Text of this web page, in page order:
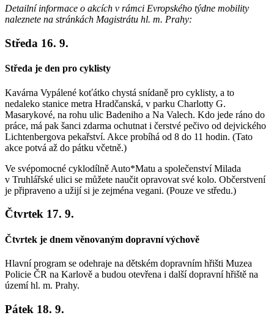
Detailní informace o akcích v rámci Evropského týdne mobility
naleznete na stránkách Magistrátu hl. m. Prahy:
Středa 16. 9.
Středa je den pro cyklisty
Kavárna Vypálené koťátko chystá snídaně pro cyklisty, a to
nedaleko stanice metra Hradčanská, v parku Charlotty G.
Masarykové, na rohu ulic Badeniho a Na Valech. Kdo jede ráno do
práce, má pak šanci zdarma ochutnat i čerstvé pečivo od dejvického
Lichtenbergova pekařství. Akce probíhá od 8 do 11 hodin. (Tato
akce potvá až do pátku včetně.)
Ve svépomocné cyklodílně Auto*Matu a společenství Milada
v Truhlářské ulici se můžete naučit opravovat své kolo. Občerstvení
je připraveno a užijí si je zejména vegani. (Pouze ve středu.)
Čtvrtek 17. 9.
Čtvrtek je dnem věnovaným dopravní výchově
Hlavní program se odehraje na dětském dopravním hřišti Muzea
Policie ČR na Karlově a budou otevřena i další dopravní hřiště na
území hl. m. Prahy.
Pátek 18. 9.